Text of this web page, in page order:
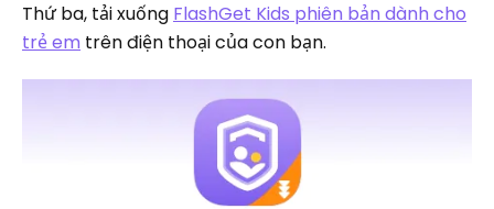
Thứ ba, tải xuống FlashGet Kids phiên bản dành cho
trẻ em trên điện thoại của con bạn.